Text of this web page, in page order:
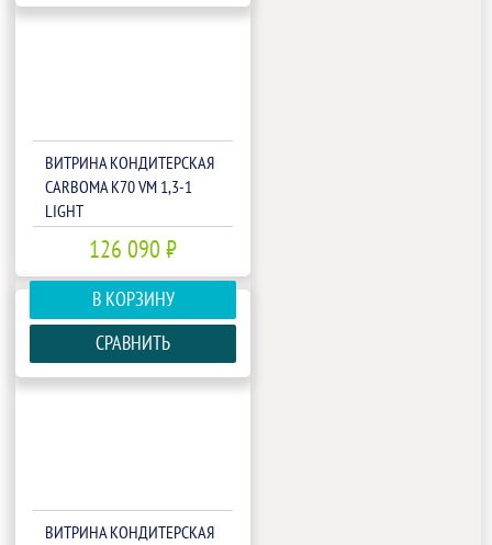
ВИТРИНА КОНДИТЕРСКАЯ
CARBOMA K70 VM 1,3-1
LIGHT
ПАТТЕРН(П0000007107)
126 090 ₽
В КОРЗИНУ
СРАВНИТЬ
ВИТРИНА КОНДИТЕРСКАЯ